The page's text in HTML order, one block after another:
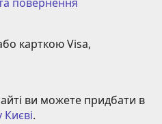
карткою Visa,
ви можете придбати в
Києві.